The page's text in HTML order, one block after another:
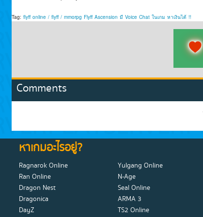
Tag: flyff online / flyff / mmorpg Flyff Ascension มี Voice Chat ในเกม หาเงินได้ !!
Comments
หาเกมอะไรอยู่?
Ragnarok Online Yulgang Online
Ran Online
N-Age
Dragon Nest
Seal Online
Dragonica
ARMA 3
DayZ
TS2 Online